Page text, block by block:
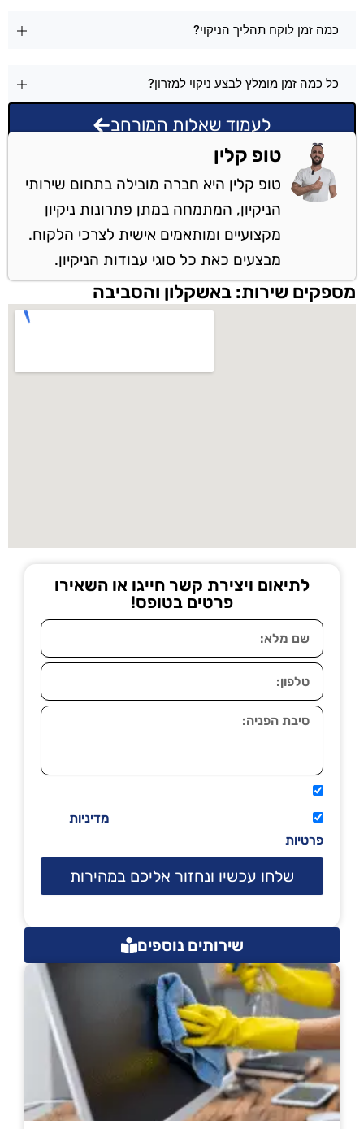
כמה זמן לוקח תהליך הניקוי?
כל כמה זמן מומלץ לבצע ניקוי למזרון?
לעמוד שאלות המורחב
טופ קלין
טופ קלין היא חברה מובילה בתחום שירותי
הניקיון, המתמחה במתן פתרונות ניקיון
מקצועיים ומותאמים אישית לצרכי הלקוח.
מבצעים כאת כל סוגי עבודות הניקיון.
מספקים שירות: באשקלון והסביבה
לתיאום ויצירת קשר חייגו או השאירו
פרטים בטופס!
מדיניות
פרטיות
שלחו עכשיו ונחזור אליכם במהירות
שירותים נוספים